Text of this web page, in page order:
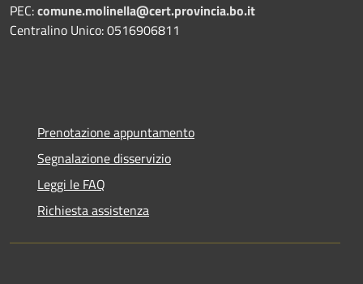
PEC:comune.molinella@cert.provincia.bo.it
Centralino Unico: 0516906811
Prenotazione appuntamento
Segnalazione disservizio
Leggi le FAQ
Richiesta assistenza